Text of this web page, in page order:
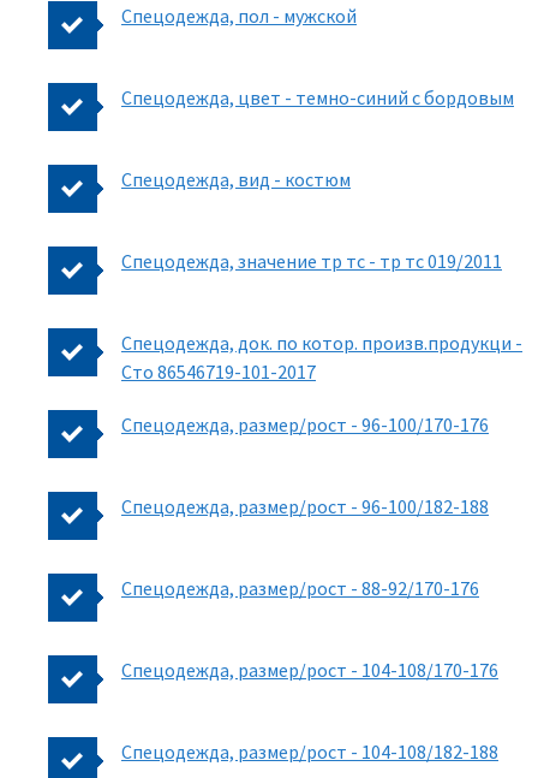
Спецодежда, пол - мужской
Спецодежда, цвет - темно-синий с бордовым
Спецодежда, вид - костюм
Спецодежда, значение тр тс - тр тс 019/2011
Спецодежда, док. по котор. произв.продукци -
Cто 86546719-101-2017
Спецодежда, размер/рост - 96-100/170-176
Спецодежда, размер/рост - 96-100/182-188
Спецодежда, размер/рост - 88-92/170-176
Спецодежда, размер/рост - 104-108/170-176
Спецодежда, размер/рост - 104-108/182-188